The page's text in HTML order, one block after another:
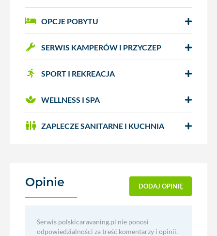
OPCJE POBYTU
SERWIS KAMPERÓW I PRZYCZEP
SPORT I REKREACJA
WELLNESS I SPA
ZAPLECZE SANITARNE I KUCHNIA
Opinie DODAJ OPINIĘ
Serwis polskicaravaning.pl nie ponosi
odpowiedzialności za treść komentarzy i opinii.